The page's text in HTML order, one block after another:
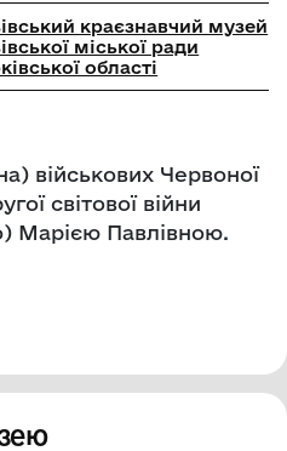
краєзнавчий музей
міської ради
області
військових Червоної
світової війни
Марією Павлівною.